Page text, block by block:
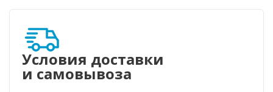
Условия доставки
и самовывоза